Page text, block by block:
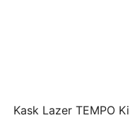
Kask Lazer TEMPO